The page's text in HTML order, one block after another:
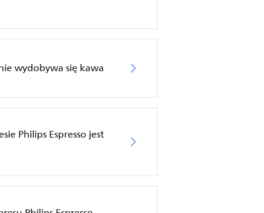
wydobywa się kawa
Philips Espresso jest